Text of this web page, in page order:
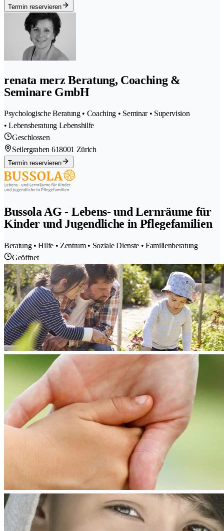
Termin reservieren
renata merz Beratung, Coaching &
Seminare GmbH
Psychologische Beratung • Coaching • Seminar • Supervision
• Lebensberatung Lebenshilfe
Geschlossen
Seilergraben 618001 Zürich
Termin reservieren
Bussola AG - Lebens- und Lernräume für
Kinder und Jugendliche in Pflegefamilien
Beratung • Hilfe • Zentrum • Soziale Dienste • Familienberatung
Geöffnet